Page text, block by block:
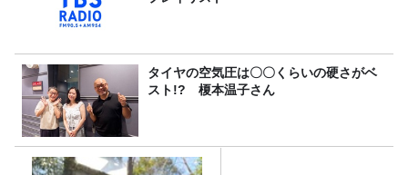
タイヤの空気圧は〇〇くらいの硬さがベ
スト!? 榎本温子さん